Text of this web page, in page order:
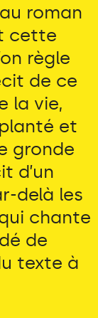
roman
cette
règle
de ce
la vie,
et
gronde
d’un
delà les
chante
de
texte à